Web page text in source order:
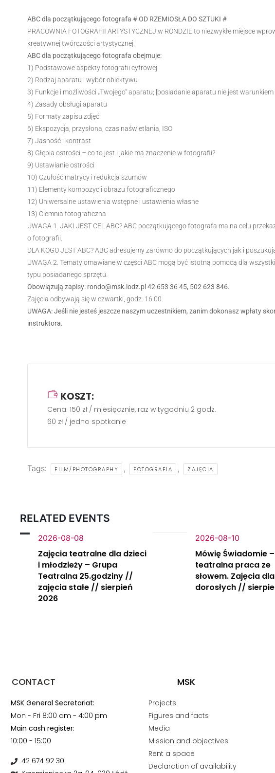
ABC dla początkującego fotografa # OD RZEMIOSŁA DO SZTUKI #
PRACOWNIA FOTOGRAFII ARTYSTYCZNEJ w RONDZIE to niezwykłe miejsce
kreatywnej twórczości artystycznej.
ABC dla początkującego fotografa obejmuje:
1) Podstawowe aspekty fotografii cyfrowej
2) Rodzaj aparatu i wybór obiektywu
3) Funkcje i możliwości „Twojego” aparatu; [posiadanie aparatu nie jest
4) Zasady obsługi aparatu
5) Formaty zapisu zdjęć
6) Ekspozycja, przysłona, czas naświetlania, ISO
7) Jasność i kontrast
8) Głębia ostrości – co to jest i jakie ma znaczenie w fotografii?
9) Ustawianie ostrości
10) Czułość matrycy i redukcja szumów
11) Elementy kompozycji obrazu fotograficznego
12) Uniwersalne ustawienia wstępne i ustawienia własne
13) Ciemnia fotograficzna
UWAGA 1. JAKI JEST CEL ABC? ABC początkującego fotografa ma na celu
o fotografii.
DLA KOGO JEST ABC? ABC adresujemy zarówno do początkujących jak i
UWAGA 2. Tematy omawiane w części ABC mogą być istotną pomocą dla
typu posiadanego sprzętu.
Obowiązują zapisy: rondo@msk.lodz.pl 42 653 36 45, 502 623 846.
Zajęcia odbywają się w czwartki, godz. 16:00.
UWAGA: Jeśli nie jesteś jeszcze naszym uczestnikiem, zanim dokonasz wpłaty
instruktora.
KOSZT:
Cena: 150 zł / miesięcznie, raz w tygodniu 2 godz.
60 zł / jedno spotkanie
Tags: FILM/PHOTOGRAPHY , FOTOGRAFIA , ZAJĘCIA
RELATED EVENTS
2026-08-08
Zajęcia teatralne dla dzieci
i młodzieży – Grupa
Teatralna 25.godziny //
zajęcia stałe // sierpień
2026
2026-08-10
Mówię Świadomie –
teatralna praca ze
słowem. Zajęcia dla
dorosłych //
CONTACT MSK
MSK General Secretariat:
Mon - Fri 8:00 am - 4:00 pm
Main cash register:
10:00 - 15:00
42 674 92 30
Projects
Figures and facts
Media
Mission and objectives
Rent a space
Declaration of availability